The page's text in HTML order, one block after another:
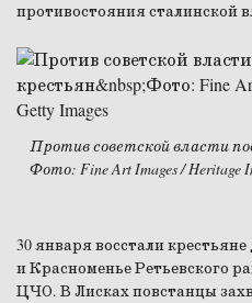
противостояния сталинской
Против советской власти
Фото: Fine Art Images / Heritage
30 января восстали
и Красноменье Ретьевского
ЦЧО. В Лисках повстанцы